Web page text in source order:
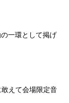
一環として掲げ
敢えて会場限定音